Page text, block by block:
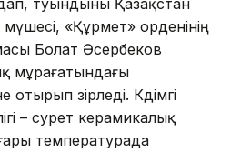
туындыны Қазақстан
«Құрмет» орденінің
Болат Әсербеков
мұрағатындағы
әзірледі. Кәдімгі
– сурет керамикалық
температурада